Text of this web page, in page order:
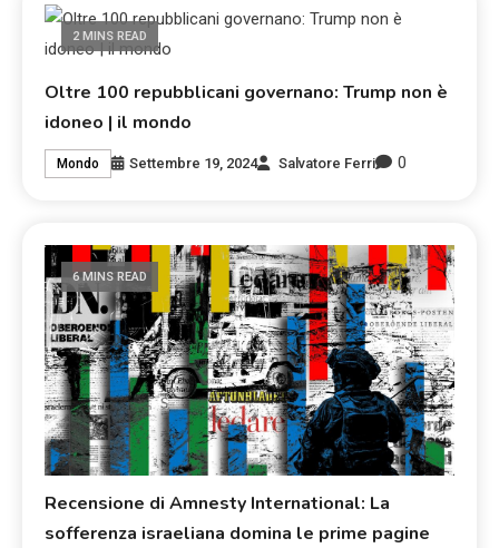
2 MINS READ
Oltre 100 repubblicani governano: Trump non è
idoneo | il mondo
Mondo Settembre 19, 2024 Salvatore Ferri 0
6 MINS READ
Recensione di Amnesty International: La
sofferenza israeliana domina le prime pagine